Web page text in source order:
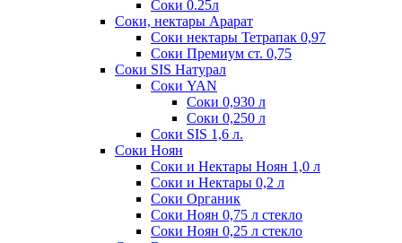
Соки 0.25л
Соки, нектары Арарат
Соки нектары Тетрапак 0,97
Соки Премиум ст. 0,75
Соки SIS Натурал
Соки YAN
Соки 0,930 л
Соки 0,250 л
Соки SIS 1,6 л.
Соки Ноян
Соки и Нектары Ноян 1,0 л
Соки и Нектары 0,2 л
Соки Органик
Соки Ноян 0,75 л стекло
Соки Ноян 0,25 л стекло